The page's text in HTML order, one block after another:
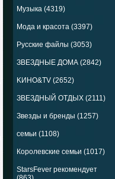
Музыка (4319)
Мода и красота (3397)
Русские файлы (3053)
ЗВЕЗДНЫЕ ДОМА (2842)
KИНО&TV (2652)
ЗВЕЗДНЫЙ ОТДЫХ (2111)
Звезды и бренды (1257)
семьи (1108)
Королевские семьи (1017)
StarsFever рекомендует